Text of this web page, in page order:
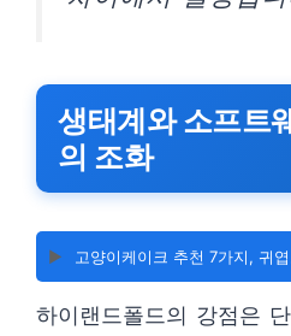
생태계와 소프트
의 조화
▶️ 고양이케이크 추천 7가지, 귀
하이랜드폴드의 강점은